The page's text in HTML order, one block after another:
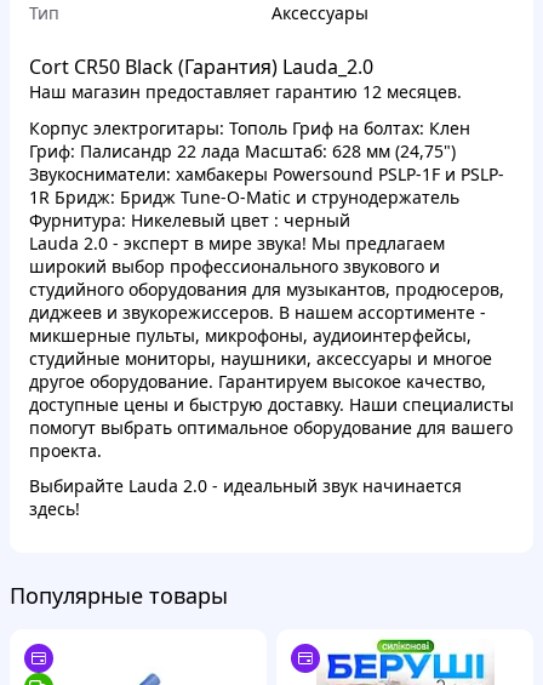
Тип
Аксессуары
Cort CR50 Black (Гарантия) Lauda_2.0
Наш магазин предоставляет гарантию 12 месяцев.
Корпус электрогитары: Тополь Гриф на болтах: Клен
Гриф: Палисандр 22 лада Масштаб: 628 мм (24,75")
Звукосниматели: хамбакеры Powersound PSLP-1F и PSLP-
1R Бридж: Бридж Tune-O-Matic и струнодержатель
Фурнитура: Никелевый цвет : черный
Lauda 2.0 - эксперт в мире звука! Мы предлагаем
широкий выбор профессионального звукового и
студийного оборудования для музыкантов, продюсеров,
диджеев и звукорежиссеров. В нашем ассортименте -
микшерные пульты, микрофоны, аудиоинтерфейсы,
студийные мониторы, наушники, аксессуары и многое
другое оборудование. Гарантируем высокое качество,
доступные цены и быструю доставку. Наши специалисты
помогут выбрать оптимальное оборудование для вашего
проекта.
Выбирайте Lauda 2.0 - идеальный звук начинается
здесь!
Популярные товары